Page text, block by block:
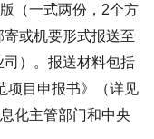
（一式两份，2个方
或机要形式报送至
）。报送材料包括
项目申报书》（详见
化主管部门和中央